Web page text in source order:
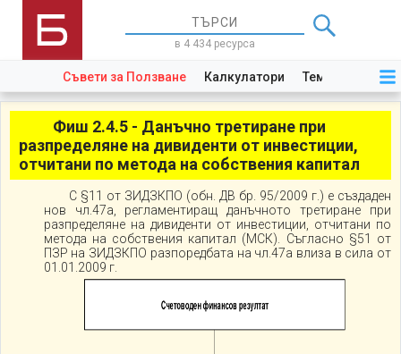
в 4 434 ресурса
Съвети за Ползване Калкулатори Теми Закони
Фиш 2.4.5 - Данъчно третиране при
разпределяне на дивиденти от инвестиции,
отчитани по метода на собствения капитал
С §11 от ЗИДЗКПО (обн. ДВ бр. 95/2009 г.) е създаден
нов чл.47а, регламентиращ данъчното третиране при
разпределяне на дивиденти от инвестиции, отчитани по
метода на собствения капитал (МСК). Съгласно §51 от
ПЗР на ЗИДЗКПО разпоредбата на чл.47а влиза в сила от
01.01.2009 г.